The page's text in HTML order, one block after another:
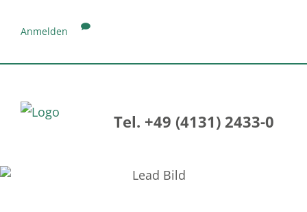
Anmelden
Tel. +49 (4131) 2433-0